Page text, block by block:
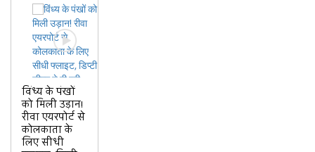
विंध्य के पंखों
को मिली उड़ान!
रीवा एयरपोर्ट से
कोलकाता के
लिए सीधी